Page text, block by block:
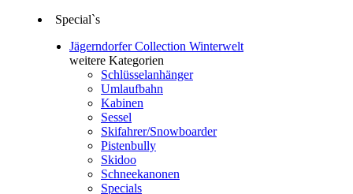
Special`s
Jägerndorfer Collection Winterwelt
weitere Kategorien
Schlüsselanhänger
Umlaufbahn
Kabinen
Sessel
Skifahrer/Snowboarder
Pistenbully
Skidoo
Schneekanonen
Specials